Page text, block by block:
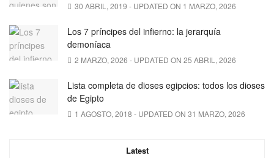
30 ABRIL, 2019 - UPDATED ON 1 MARZO, 2026
Los 7 príncipes del infierno: la jerarquía
demoníaca
2 MARZO, 2026 - UPDATED ON 25 ABRIL, 2026
Lista completa de dioses egipcios: todos los dioses
de Egipto
1 AGOSTO, 2018 - UPDATED ON 31 MARZO, 2026
Latest